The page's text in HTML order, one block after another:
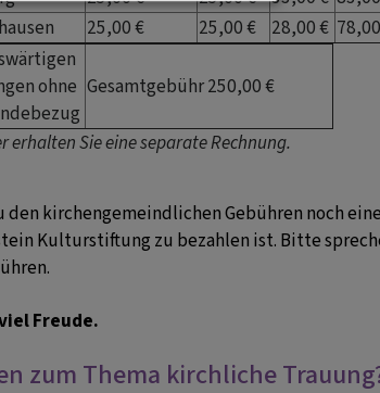
25,00 € 25,00 € 28,00 €
ohne Gesamtgebühr 250,00 €
erhalten Sie eine separate Rechnung.
kirchengemeindlichen Gebühren noch eine
Kulturstiftung zu bezahlen ist. Bitte
Freude.
zum Thema kirchliche